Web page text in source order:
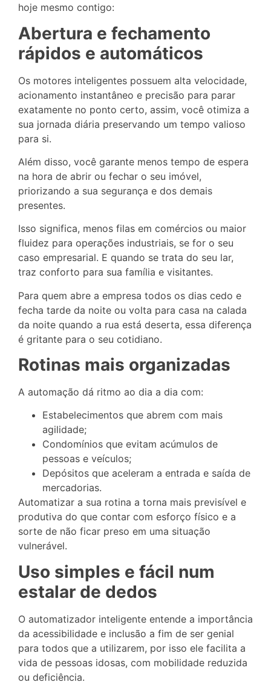
hoje mesmo contigo:
Abertura e fechamento
rápidos e automáticos
Os motores inteligentes possuem alta velocidade,
acionamento instantâneo e precisão para parar
exatamente no ponto certo, assim, você otimiza a
sua jornada diária preservando um tempo valioso
para si.
Além disso, você garante menos tempo de espera
na hora de abrir ou fechar o seu imóvel,
priorizando a sua segurança e dos demais
presentes.
Isso significa, menos filas em comércios ou maior
fluidez para operações industriais, se for o seu
caso empresarial. E quando se trata do seu lar,
traz conforto para sua família e visitantes.
Para quem abre a empresa todos os dias cedo e
fecha tarde da noite ou volta para casa na calada
da noite quando a rua está deserta, essa diferença
é gritante para o seu cotidiano.
Rotinas mais organizadas
A automação dá ritmo ao dia a dia com:
Estabelecimentos que abrem com mais
agilidade;
Condomínios que evitam acúmulos de
pessoas e veículos;
Depósitos que aceleram a entrada e saída de
mercadorias.
Automatizar a sua rotina a torna mais previsível e
produtiva do que contar com esforço físico e a
sorte de não ficar preso em uma situação
vulnerável.
Uso simples e fácil num
estalar de dedos
O automatizador inteligente entende a importância
da acessibilidade e inclusão a fim de ser genial
para todos que a utilizarem, por isso ele facilita a
vida de pessoas idosas, com mobilidade reduzida
ou deficiência.